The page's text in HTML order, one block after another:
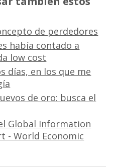
de perdedores
había contado a
low cost
días, en los que me
de oro: busca el
Global Information
- World Economic